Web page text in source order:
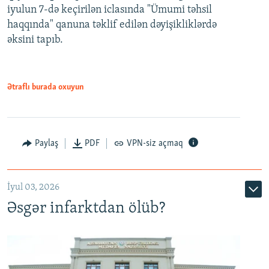
Auto 240p 360p 480p
720p 1080p
720p
iyulun 7-də keçirilən iclasında "Ümumi təhsil
haqqında" qanuna təklif edilən dəyişikliklərdə
əksini tapıb.
Ətraflı burada oxuyun
Paylaş PDF VPN-siz açmaq
İyul 03, 2026
Əsgər infarktdan ölüb?